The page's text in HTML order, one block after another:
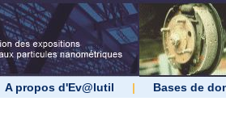
A propos d'Ev@lutil | Bases de